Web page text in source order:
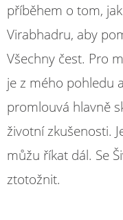
příběhem o tom,
Virabhadru, aby
Všechny čest. Pro
je z mého pohledu
promlouvá hlavně
životní zkušenosti.
můžu říkat dál. Se
ztotožnit.